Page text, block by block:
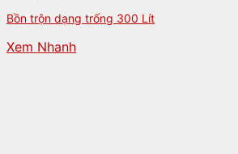
Bồn trộn dạng trống 300 Lít
Xem Nhanh